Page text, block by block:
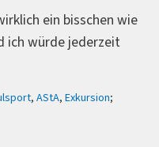
ein bisschen wie
ich würde jederzeit
, AStA, Exkursion;